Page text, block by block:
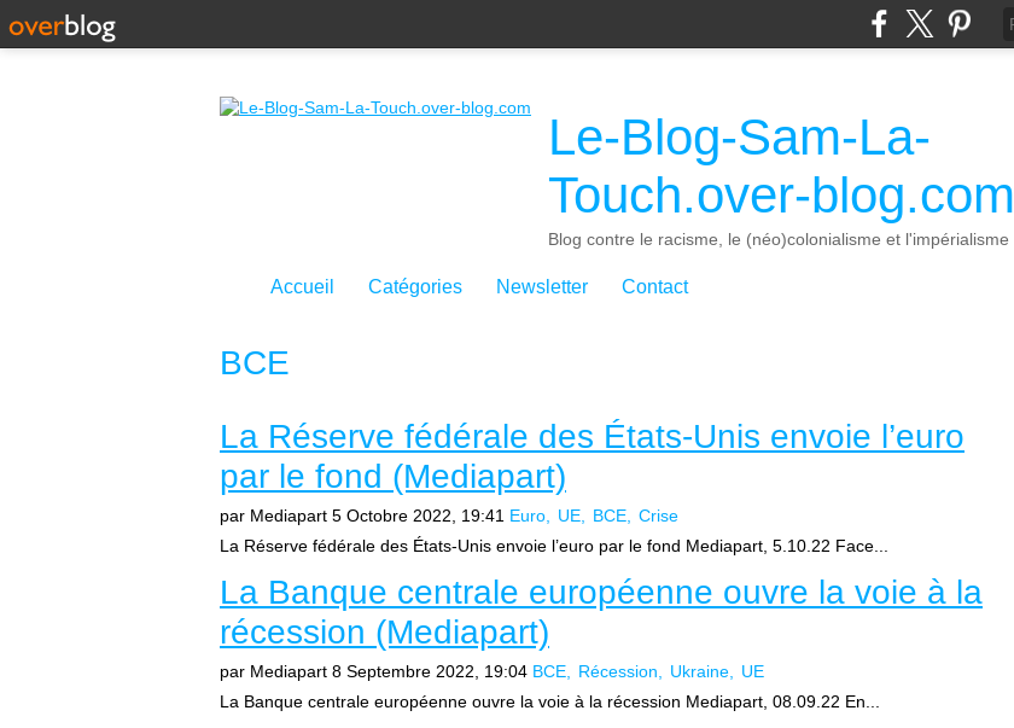
Le-Blog-Sam-La-
Touch.over-blog.com
Blog contre le racisme, le (néo)colonialisme et l'impérialisme
Accueil Catégories Newsletter Contact
BCE
La Réserve fédérale des États-Unis envoie l’euro
par le fond (Mediapart)
par Mediapart 5 Octobre 2022, 19:41 Euro UE BCE
Crise
La Réserve fédérale des États-Unis envoie l’euro par le fond Mediapart, 5.10.22 Face...
La Banque centrale européenne ouvre la voie à la
récession (Mediapart)
par Mediapart 8 Septembre 2022, 19:04 BCE Récession Ukraine
UE
La Banque centrale européenne ouvre la voie à la récession Mediapart, 08.09.22 En...